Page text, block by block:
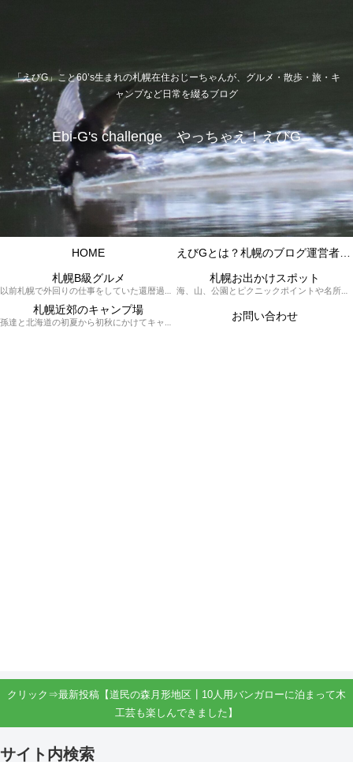
「えびG」こと60’s生まれの札幌在住おじーちゃんが、グルメ・散歩・旅・キ
ャンプなど日常を綴るブログ
Ebi-G's challenge やっちゃえ！えびG
HOME
札幌B級グルメ
以前札幌で外回りの仕事をしていた還暦過ぎブロガー「えびG」がランチ（サラリーマンランチ、サラメシ）を中心に、おそば、ラーメン、中華、日替わりランチを「札幌Bグルメ」と題してレポートしているブログカテゴリーのページです。現在は定年後の再雇用で札幌中とはいかなまでも会社の近くのすすきの界隈や家のある札幌市南区を中心に徘徊しております。
札幌お出かけスポット
海、山、公園とピクニックポイントや名所、旧跡などなど、、、、、札幌はもとより郊外の無理なく日帰りでいって帰ってこれるお出かけスポットを孫っち達（小学５、３年生、幼稚園年長さんの３人）とえびGがお出かけをして紹介しているページです。
札幌近郊のキャンプ場
孫達と北海道の初夏から初秋にかけてキャンプに出かけます。キャンプ場情報だったり料理だったり花火や遊びに虫取りとまさに「やっちゃえ！えびG」やりたい放題のブログです。 お問い合わせ
クリック⇒最新投稿【道民の森月形地区┃10人用バンガローに泊まって木
工芸も楽しんできました】
サイト内検索